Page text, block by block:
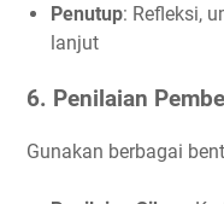
Penutup: Refleksi,
lanjut
6. Penilaian
Gunakan berbagai